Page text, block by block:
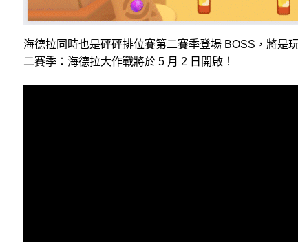
海德拉同時也是砰砰排位賽第二賽季登場 BOSS，將
二賽季：海德拉大作戰將於 5 月 2 日開啟！